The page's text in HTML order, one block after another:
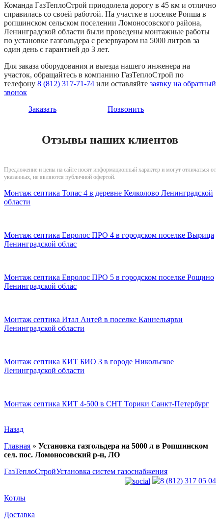
Команда ГазТеплоСтрой приодолела дорогу в 45 км и отлично
справилась со своей работой. На участке в поселке Ропша в
ропшинском сельском поселении Ломоносовского района,
Ленинградской области были проведены монтажные работы
по установке газгольдера с резервуаром на 5000 литров за
один день с гарантией до 3 лет.
Для заказа оборудования и выезда нашего инженера на
участок, обращайтесь в компанию ГазТеплоСтрой по
телефону 8 (812) 317-71-74 или оставляйте заявку на обратный
звонок
Заказать
Позвонить
Отзывы наших клиентов
Предложение и цены на сайте носят информационный характер и могут отличаться от
указанных, не являются публичной офертой.
Монтаж септика Топас 4 в деревне Келколово Ленинградской
области
Монтаж септика Евролос ПРО 4 в городском поселке Вырица
Ленинградской облас
Монтаж септика Евролос ПРО 5 в городском поселке Рощино
Ленинградской облас
Монтаж септика Итал Антей в поселке Каннельярви
Ленинградской области
Монтаж септика КИТ БИО 3 в городе Никольское
Ленинградской области
Монтаж септика КИТ 4-500 в СНТ Торики Санкт-Петербург
Назад
Главная » Установка газгольдера на 5000 л в Ропшинском
сел. пос. Ломоносовский р-н, ЛО
ГазТеплоСтройУстановка систем газоснабжения
8 (812) 317 05 04
Котлы
Доставка